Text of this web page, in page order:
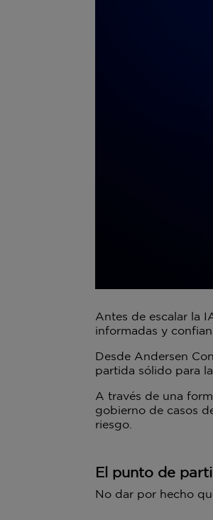
Antes de escalar la
informadas y
Desde Andersen
partida sólido para
A través de una
gobierno de casos
riesgo.
El punto de
No dar por hecho